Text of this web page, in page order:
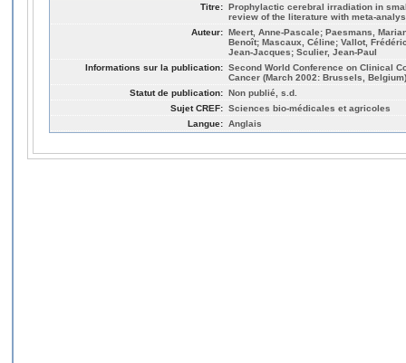
Titre: Prophylactic cerebral irradiation in
review of the literature with meta-
Auteur: Meert, Anne-Pascale; Paesmans,
Benoît; Mascaux, Céline; Vallot,
Jean-Jacques; Sculier, Jean-Paul
Informations sur la publication: Second World Conference on Clinical
Cancer (March 2002: Brussels, Belgium)
Statut de publication: Non publié, s.d.
Sujet CREF: Sciences bio-médicales et agricoles
Langue: Anglais